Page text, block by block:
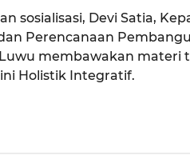
sosialisasi, Devi Satia,
Perencanaan
membawakan materi
Holistik Integratif.